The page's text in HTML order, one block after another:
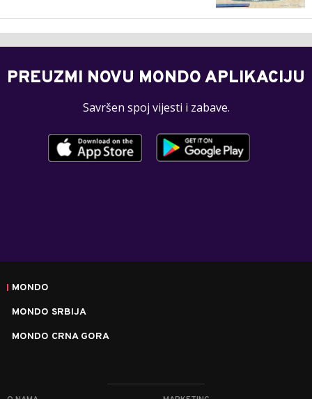
PREUZMI NOVU MONDO APLIKACIJU
Savršen spoj vijesti i zabave.
MONDO
MONDO SRBIJA
MONDO CRNA GORA